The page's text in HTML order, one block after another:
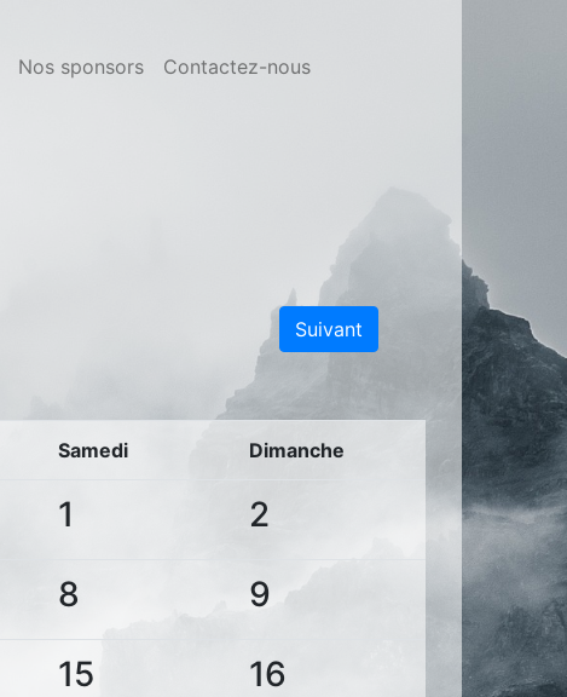
Nos sponsors Contactez-nous
Suivant
Samedi Dimanche
1
2
8
9
15
16